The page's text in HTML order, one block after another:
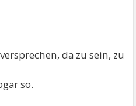
da zu sein, zu
so.